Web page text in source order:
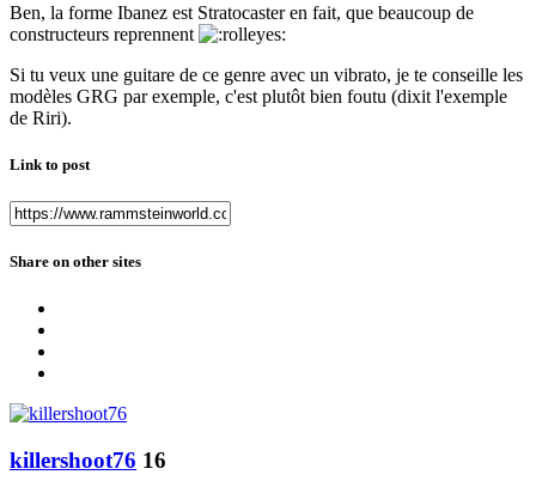
Ben, la forme Ibanez est Stratocaster en fait, que beaucoup de
constructeurs reprennent
Si tu veux une guitare de ce genre avec un vibrato, je te conseille les
modèles GRG par exemple, c'est plutôt bien foutu (dixit l'exemple
de Riri).
Link to post
Share on other sites
killershoot76 16